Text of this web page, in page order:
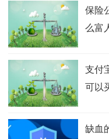
保险
么富
支付
可以
缺血